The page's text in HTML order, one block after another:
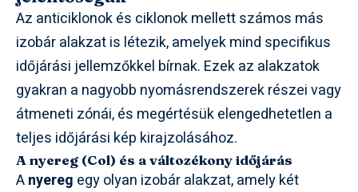
Az anticiklonok és ciklonok mellett számos más
izobár alakzat is létezik, amelyek mind specifikus
időjárási jellemzőkkel bírnak. Ezek az alakzatok
gyakran a nagyobb nyomásrendszerek részei vagy
átmeneti zónái, és megértésük elengedhetetlen a
teljes időjárási kép kirajzolásához.
A nyereg (Col) és a változékony időjárás
Anyereg egy olyan izobár alakzat, amely két